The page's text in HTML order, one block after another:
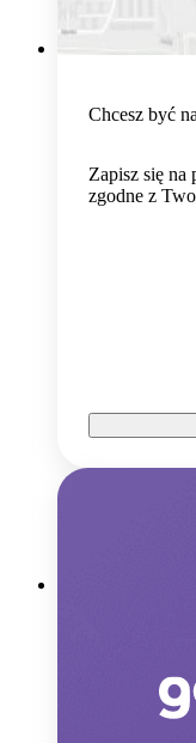
Chcesz być
Zapisz się na
zgodne z